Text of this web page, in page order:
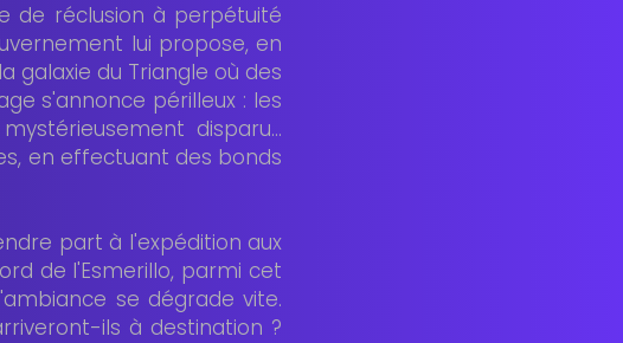
de réclusion à perpétuité
lui propose, en
galaxie du Triangle où des
s'annonce périlleux : les
disparu...
en effectuant des bonds
part à l'expédition aux
de l'Esmerillo, parmi cet
se dégrade vite.
ils à destination ?